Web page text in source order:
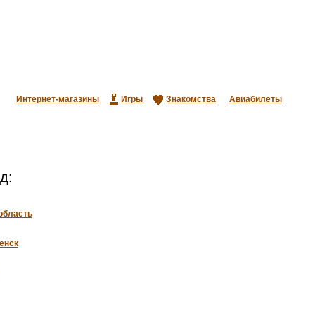
Интернет-магазины
Игры Знакомства Авиабилеты